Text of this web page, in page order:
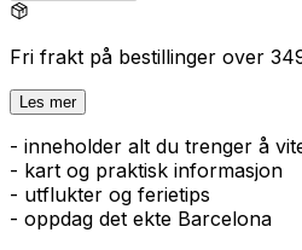
Fri frakt på bestillinger over
Les mer
- inneholder alt du trenger å
- kart og praktisk informasjon
- utflukter og ferietips
- oppdag det ekte Barcelona